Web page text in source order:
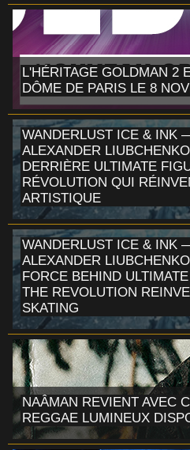
L'HÉRITAGE GOLDMAN 2
DÔME DE PARIS LE 8
WANDERLUST ICE & INK
ALEXANDER
DERRIÈRE ULTIMATE
RÉVOLUTION QUI
ARTISTIQUE
WANDERLUST ICE & INK
ALEXANDER
FORCE BEHIND
THE REVOLUTION
SKATING
NAÂMAN REVIENT AVEC
REGGAE LUMINEUX